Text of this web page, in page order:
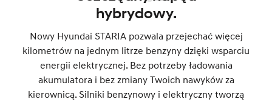
hybrydowy.
Nowy Hyundai STARIA pozwala przejechać więcej
kilometrów na jednym litrze benzyny dzięki wsparciu
energii elektrycznej. Bez potrzeby ładowania
akumulatora i bez zmiany Twoich nawyków za
kierownicą. Silniki benzynowy i elektryczny tworzą